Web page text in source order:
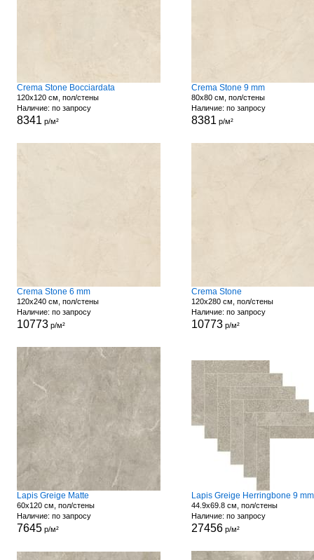
Crema Stone Bocciardata
120x120 см, пол/стены
Наличие: по запросу
8341 р/м²
Crema Stone 9 mm
80x80 см, пол/стены
Наличие: по запросу
8381 р/м²
Crema Stone 6 mm
120x240 см, пол/стены
Наличие: по запросу
10773р/м²
Crema Stone
120x280 см, пол/стены
Наличие: по запросу
10773р/м²
Lapis Greige Matte
60x120 см, пол/стены
Наличие: по запросу
7645р/м²
Lapis Greige Herringbone 9 mm
44.9x69.8 см, пол/стены
Наличие: по запросу
27456р/м²